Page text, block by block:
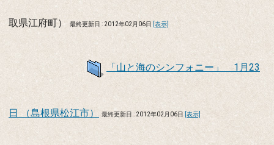
取県江府町） 最終更新日 : 2012年02月06日 [表示]
「山と海のシンフォニー」 1月23
日 （島根県松江市） 最終更新日 : 2012年02月06日 [表示]